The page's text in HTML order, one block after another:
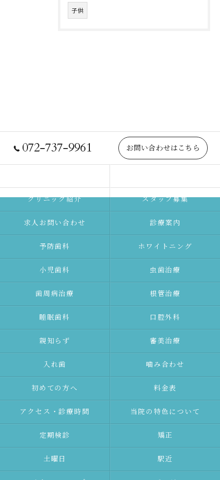
子供
072-737-9961 お問い合わせはこちら
クリニック紹介 スタッフ募集
求人お問い合わせ 診療案内
予防⻭科 ホワイトニング
⼩児⻭科 ⾍⻭治療
⻭周病治療 根管治療
睡眠歯科 口腔外科
親知らず 審美治療
⼊れ⻭ 噛み合わせ
初めての⽅へ 料金表
アクセス・診療時間 当院の特色について
定期検診 矯正
土曜日 駅近